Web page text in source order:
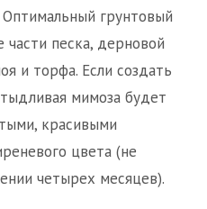
грунтовый
песка, дерновой
и торфа. Если создать
мимоза будет
красивыми
цвета (не
четырех месяцев).